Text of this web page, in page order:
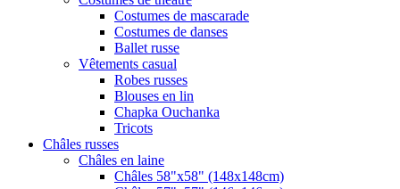
Costumes de mascarade
Costumes de danses
Ballet russe
Vêtements casual
Robes russes
Blouses en lin
Chapka Ouchanka
Tricots
Châles russes
Châles en laine
Châles 58"x58" (148x148cm)